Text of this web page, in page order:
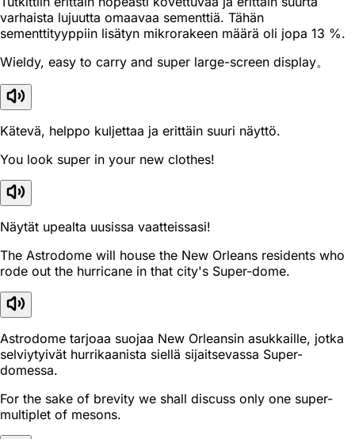
varhaista lujuutta omaavaa sementtiä. Tähän
sementtityyppiin lisätyn mikrorakeen määrä oli jopa 13 %.
Wieldy, easy to carry and super large-screen display。
Kätevä, helppo kuljettaa ja erittäin suuri näyttö.
You look super in your new clothes!
Näytät upealta uusissa vaatteissasi!
The Astrodome will house the New Orleans residents who
rode out the hurricane in that city's Super-dome.
Astrodome tarjoaa suojaa New Orleansin asukkaille, jotka
selviytyivät hurrikaanista siellä sijaitsevassa Super-
domessa.
For the sake of brevity we shall discuss only one super-
multiplet of mesons.